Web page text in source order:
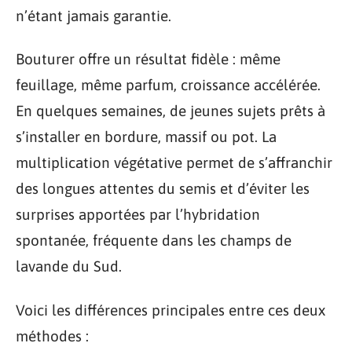
n’étant jamais garantie.
Bouturer offre un résultat fidèle : même
feuillage, même parfum, croissance accélérée.
En quelques semaines, de jeunes sujets prêts à
s’installer en bordure, massif ou pot. La
multiplication végétative permet de s’affranchir
des longues attentes du semis et d’éviter les
surprises apportées par l’hybridation
spontanée, fréquente dans les champs de
lavande du Sud.
Voici les différences principales entre ces deux
méthodes :